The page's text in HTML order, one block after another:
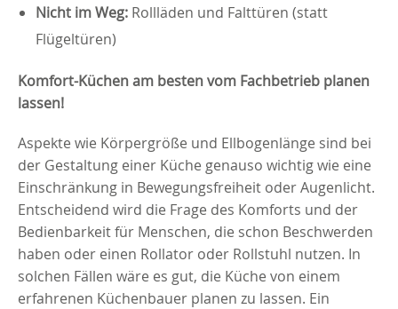
Nicht im Weg: Rollläden und Falttüren (statt
Flügeltüren)
Komfort-Küchen am besten vom Fachbetrieb planen
lassen!
Aspekte wie Körpergröße und Ellbogenlänge sind bei
der Gestaltung einer Küche genauso wichtig wie eine
Einschränkung in Bewegungsfreiheit oder Augenlicht.
Entscheidend wird die Frage des Komforts und der
Bedienbarkeit für Menschen, die schon Beschwerden
haben oder einen Rollator oder Rollstuhl nutzen. In
solchen Fällen wäre es gut, die Küche von einem
erfahrenen Küchenbauer planen zu lassen. Ein